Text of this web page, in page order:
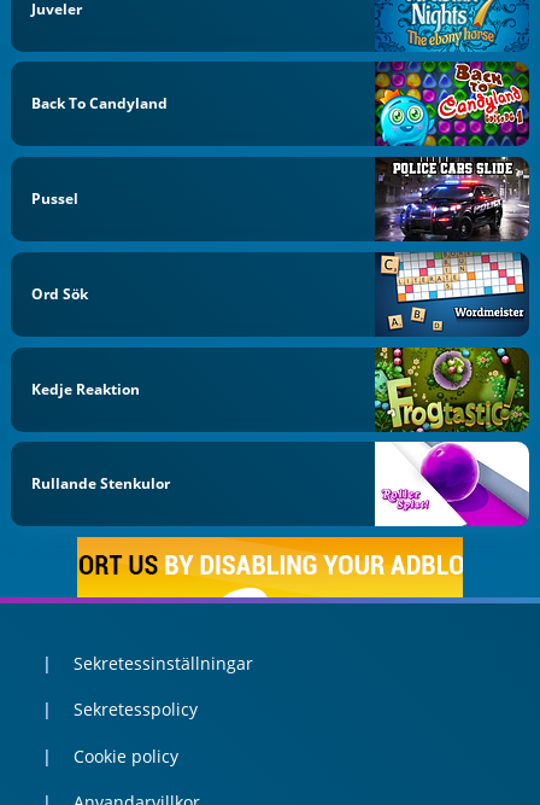
Juveler
Back To Candyland
Pussel
Ord Sök
Kedje Reaktion
Rullande Stenkulor
Sekretessinställningar
Sekretesspolicy
Cookie policy